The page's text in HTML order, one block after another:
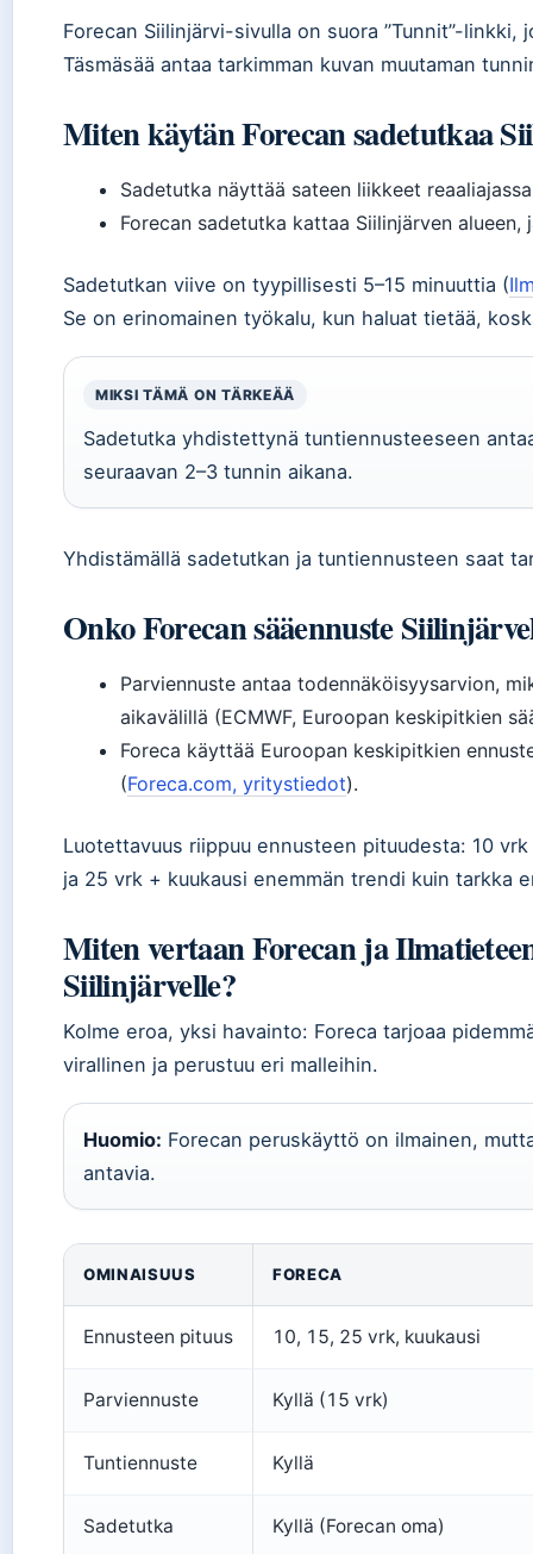
Forecan Siilinjärvi-sivulla on suora ”Tunnit”-
Täsmäsää antaa tarkimman kuvan muutaman
Miten käytän Forecan sadetutkaa
Sadetutka näyttää sateen liikkeet
Forecan sadetutka kattaa Siilinjärven
Sadetutkan viive on tyypillisesti 5–15 minuuttia (
Se on erinomainen työkalu, kun haluat tietää,
MIKSI TÄMÄ ON TÄRKEÄÄ
Sadetutka yhdistettynä tuntiennusteeseen
seuraavan 2–3 tunnin aikana.
Yhdistämällä sadetutkan ja tuntiennusteen saat
Onko Forecan sääennuste
Parviennuste antaa todennäköisyysarvion,
aikavälillä (ECMWF, Euroopan keskipitkien
Foreca käyttää Euroopan keskipitkien
(Foreca.com, yritystiedot).
Luotettavuus riippuu ennusteen pituudesta: 10
ja 25 vrk + kuukausi enemmän trendi kuin tarkka
Miten vertaan Forecan ja
Siilinjärvelle?
Kolme eroa, yksi havainto: Foreca tarjoaa
virallinen ja perustuu eri malleihin.
Huomio: Forecan peruskäyttö on ilmainen,
antavia.
OMINAISUUS FORECA
Ennusteen pituus 10, 15, 25 vrk, kuukausi
Parviennuste Kyllä (15 vrk)
Tuntiennuste Kyllä
Sadetutka Kyllä (Forecan oma)